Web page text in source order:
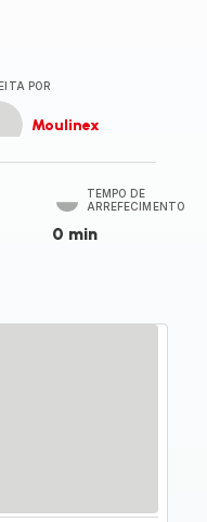
POR
Moulinex
TEMPO DE
ARREFECIMENTO
0 min